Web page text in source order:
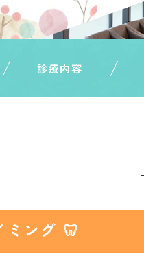
診療内容
ミング 🦷